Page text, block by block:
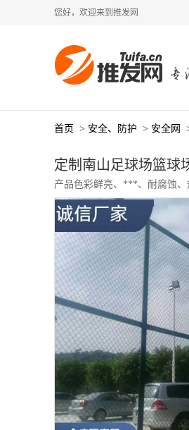
您好，欢迎来到推发网
首页 > 安全、防护 > 安全网
定制南山足球场篮球
产品色彩鲜亮、***、耐腐蚀